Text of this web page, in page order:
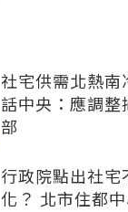
社宅供需北熱南
話中央：應調
部
行政院點出社
化？ 北市住都